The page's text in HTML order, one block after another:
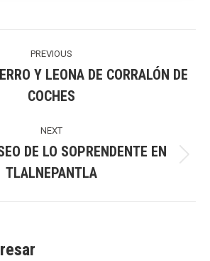
PREVIOUS
post:
Y LEONA DE CORRALÓN DE
COCHES
NEXT
post:
DE LO SOPRENDENTE EN
TLALNEPANTLA